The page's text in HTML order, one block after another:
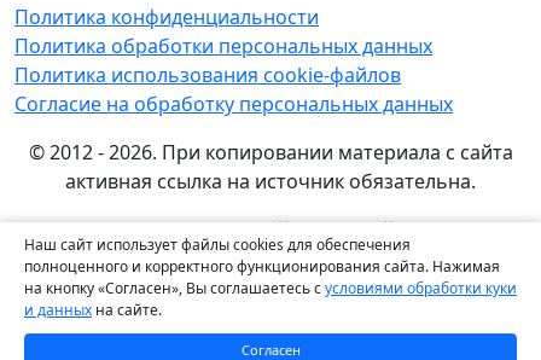
Наш сайт использует файлы cookies для обеспечения
полноценного и корректного функционирования сайта. Нажимая
на кнопку «Согласен», Вы соглашаетесь сусловиями обработки куки
и данных на сайте.
Согласен
Политика конфиденциальности
Политика обработки персональных данных
Политика использования cookie-файлов
Согласие на обработку персональных данных
© 2012 - 2026. При копировании материала с сайта
активная ссылка на источник обязательна.
Названия производителей, компаний и товарные
знаки используются на сайте исключительно в
информационных (справочных) целях. Все товарные
знаки и фирменные наименования являются
собственностью их правообладателей.